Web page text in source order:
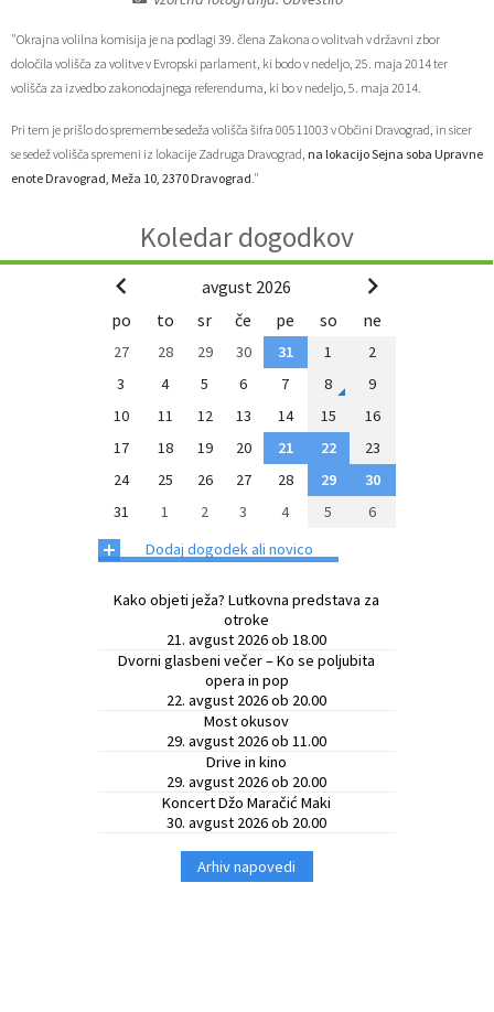
"Okrajna volilna komisija je na podlagi 39. člena Zakona o volitvah v državni zbor
določila volišča za volitve v Evropski parlament, ki bodo v nedeljo, 25. maja 2014 ter
volišča za izvedbo zakonodajnega referenduma, ki bo v nedeljo, 5. maja 2014.
Pri tem je prišlo do spremembe sedeža volišča šifra 00511003 v Občini Dravograd, in sicer
se sedež volišča spremeni iz lokacije Zadruga Dravograd, na lokacijo Sejna soba Upravne
enote Dravograd, Meža 10, 2370 Dravograd ."
Koledar dogodkov
avgust 2026
po
to sr če pe so ne
27 28 29 30 31 1
2
3
4 5 6 7 8
9
10
11 12 13 14 15
16
17
18 19 20 21 22
23
24
25 26 27 28 29
30
31
1 2 3 4 5 6
+ Dodaj dogodek ali novico
Kako objeti ježa? Lutkovna predstava za
otroke
21. avgust 2026 ob 18.00
Dvorni glasbeni večer – Ko se poljubita
opera in pop
22. avgust 2026 ob 20.00
Most okusov
29. avgust 2026 ob 11.00
Drive in kino
29. avgust 2026 ob 20.00
Koncert Džo Maračić Maki
30. avgust 2026 ob 20.00
Arhiv napovedi
Zaščita prijaviteljev
Katalog informacij javnega značaja
Fotogalerija
Svet za preventivo in vzgojo v cestnem prometu
Sosvet Občine Dravograd in Policijske postaje Dravograd
Svet koroške regije
Javni razpisi in objave
Varuhov kotiček
Lokalne volitve
Celostna prometna strategija
Lokalni program za mladino 2023 – 2028
Občinski predpisi
Izleti in poti
3D model
3D predstavitev občine